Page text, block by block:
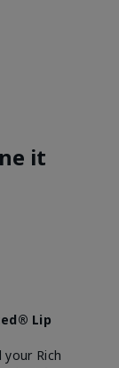
it
Lip
Rich